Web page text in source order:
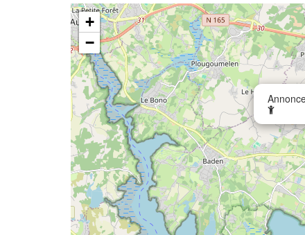
+
−